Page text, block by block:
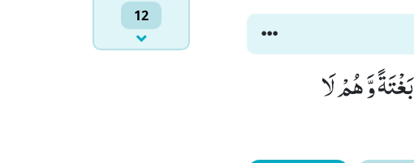
12
وَّ هُمْ لَا